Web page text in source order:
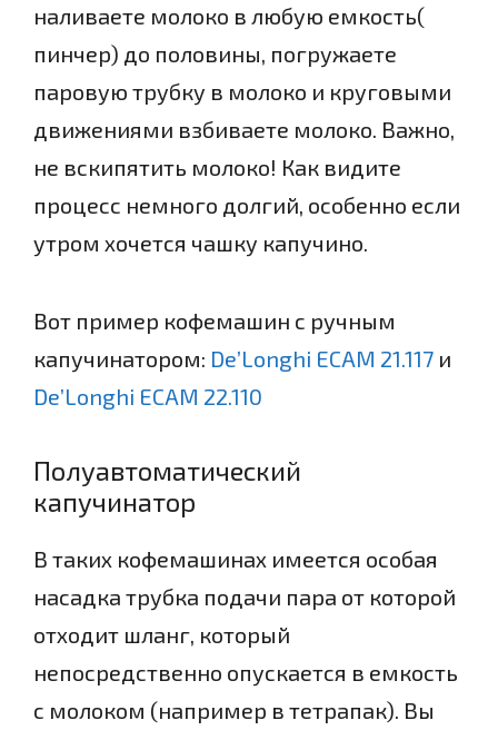
наливаете молоко в любую емкость(
пинчер) до половины, погружаете
паровую трубку в молоко и круговыми
движениями взбиваете молоко. Важно,
не вскипятить молоко! Как видите
процесс немного долгий, особенно если
утром хочется чашку капучино.
Вот пример кофемашин с ручным
капучинатором: De’Longhi ECAM 21.117 и
De’Longhi ECAM 22.110
Полуавтоматический
капучинатор
В таких кофемашинах имеется особая
насадка трубка подачи пара от которой
отходит шланг, который
непосредственно опускается в емкость
с молоком (например в тетрапак). Вы